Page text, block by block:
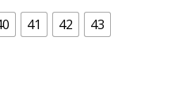
is:
41 42
43